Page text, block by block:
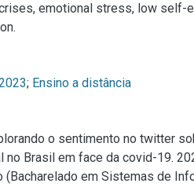
emotional stress, low self-
; Ensino a distância
o sentimento no twitter
no Brasil em face da covid-19.
(Bacharelado em Sistemas de